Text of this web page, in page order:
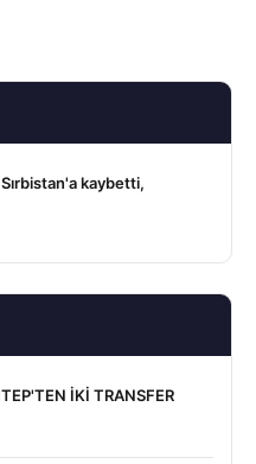
kaybetti,
İKİ TRANSFER